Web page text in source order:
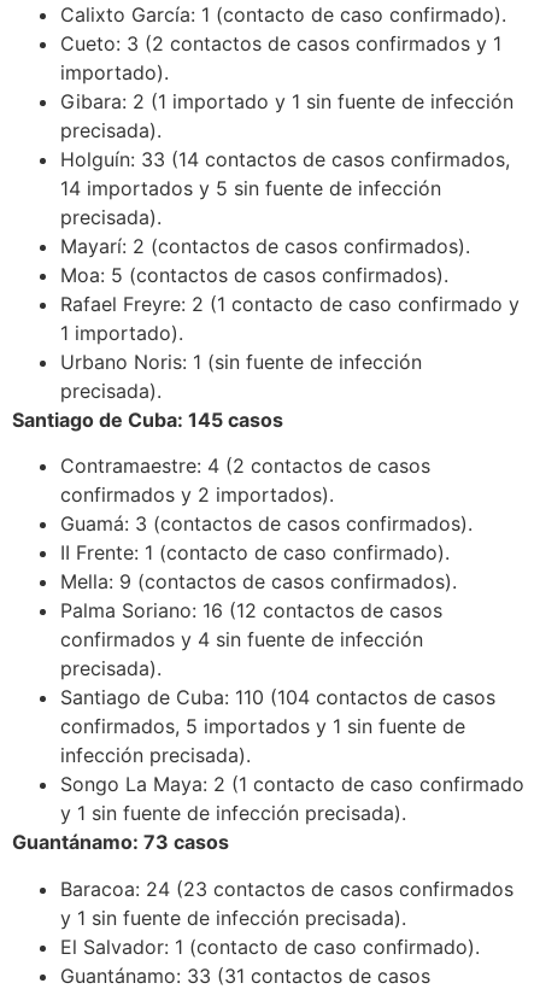
Calixto García: 1 (contacto de caso confirmado).
Cueto: 3 (2 contactos de casos confirmados y 1
importado).
Gibara: 2 (1 importado y 1 sin fuente de infección
precisada).
Holguín: 33 (14 contactos de casos confirmados,
14 importados y 5 sin fuente de infección
precisada).
Mayarí: 2 (contactos de casos confirmados).
Moa: 5 (contactos de casos confirmados).
Rafael Freyre: 2 (1 contacto de caso confirmado y
1 importado).
Urbano Noris: 1 (sin fuente de infección
precisada).
Santiago de Cuba: 145 casos
Contramaestre: 4 (2 contactos de casos
confirmados y 2 importados).
Guamá: 3 (contactos de casos confirmados).
II Frente: 1 (contacto de caso confirmado).
Mella: 9 (contactos de casos confirmados).
Palma Soriano: 16 (12 contactos de casos
confirmados y 4 sin fuente de infección
precisada).
Santiago de Cuba: 110 (104 contactos de casos
confirmados, 5 importados y 1 sin fuente de
infección precisada).
Songo La Maya: 2 (1 contacto de caso confirmado
y 1 sin fuente de infección precisada).
Guantánamo: 73 casos
Baracoa: 24 (23 contactos de casos confirmados
y 1 sin fuente de infección precisada).
El Salvador: 1 (contacto de caso confirmado).
Guantánamo: 33 (31 contactos de casos